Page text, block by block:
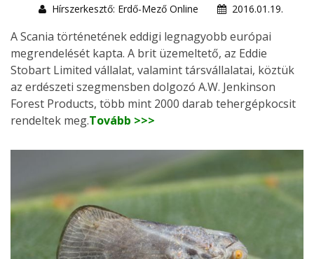
Hírszerkesztő: Erdő-Mező Online
2016.01.19.
A Scania történetének eddigi legnagyobb európai
megrendelését kapta. A brit üzemeltető, az Eddie
Stobart Limited vállalat, valamint társvállalatai, köztük
az erdészeti szegmensben dolgozó A.W. Jenkinson
Forest Products, több mint 2000 darab tehergépkocsit
rendeltek meg.Tovább >>>